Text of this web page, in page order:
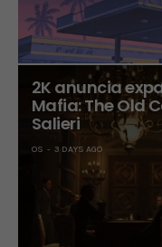
2K anuncia
Mafia: The Old
Salieri
OS 3 DAYS AGO